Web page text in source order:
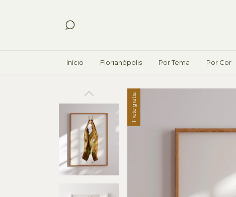
Início Florianópolis Por Tema Por Cor
Frete grátis